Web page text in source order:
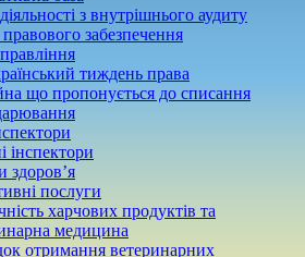
з внутрішнього аудиту
забезпечення
тиждень права
що пропонується до списання
інспектори
здоров’я
послуги
харчових продуктів та
медицина
отримання ветеринарних